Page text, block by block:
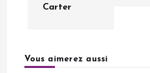
g
Carter
Vous aimerez aussi